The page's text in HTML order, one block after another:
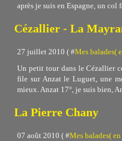
après je suis en Espagne, un col
Cézallier - La
27 juillet 2010 ( #Mes balades(
Un petit tour dans le Cézallier
file sur Anzat le Luguet, une
mieux. Anzat 17°, je suis bien,
La Pierre Chany
07 août 2010 ( #Mes balades(